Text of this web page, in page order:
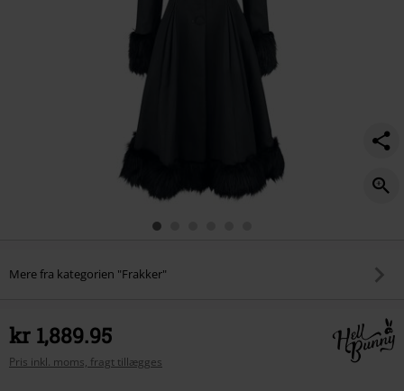
Mere fra kategorien "Frakker"
kr 1,889.95
Pris inkl. moms, fragt tillægges